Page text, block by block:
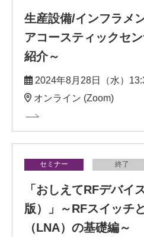
生産設備/インフラメ
アコースティックセ
紹介～
2024年8月28日（水）
オンライン (Zoom)
セミナー 終了
「おしえてRFデバイ
版）」～RFスイッチ
（LNA）の基礎編～